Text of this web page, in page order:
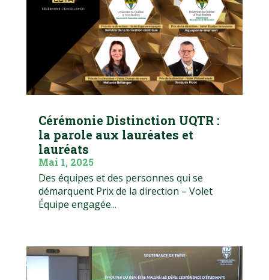
Cérémonie Distinction UQTR :
la parole aux lauréates et
lauréats
Mai 1, 2025
Des équipes et des personnes qui se
démarquent Prix de la direction – Volet
Équipe engagée...